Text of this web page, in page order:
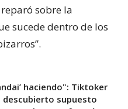
sobre la
sucede dentro de los
haciendo": Tiktoker
descubierto supuesto